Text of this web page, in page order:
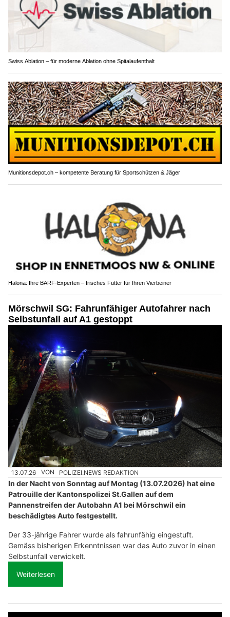
Swiss Ablation – für moderne Ablation ohne Spitalaufenthalt
Munitionsdepot.ch – kompetente Beratung für Sportschützen & Jäger
Halona: Ihre BARF-Experten – frisches Futter für Ihren Vierbeiner
Mörschwil SG: Fahrunfähiger Autofahrer nach
Selbstunfall auf A1 gestoppt
13.07.26 VON POLIZEI.NEWS REDAKTION
In der Nacht von Sonntag auf Montag (13.07.2026) hat eine
Patrouille der Kantonspolizei St.Gallen auf dem
Pannenstreifen der Autobahn A1 bei Mörschwil ein
beschädigtes Auto festgestellt.
Der 33-jährige Fahrer wurde als fahrunfähig eingestuft.
Gemäss bisherigen Erkenntnissen war das Auto zuvor in einen
Selbstunfall verwickelt.
Weiterlesen